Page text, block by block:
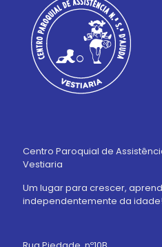
Centro Paroquial de
Vestiaria
Um lugar para crescer,
independentemente da idade!